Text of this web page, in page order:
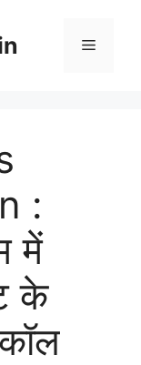
Menu
:
में
के